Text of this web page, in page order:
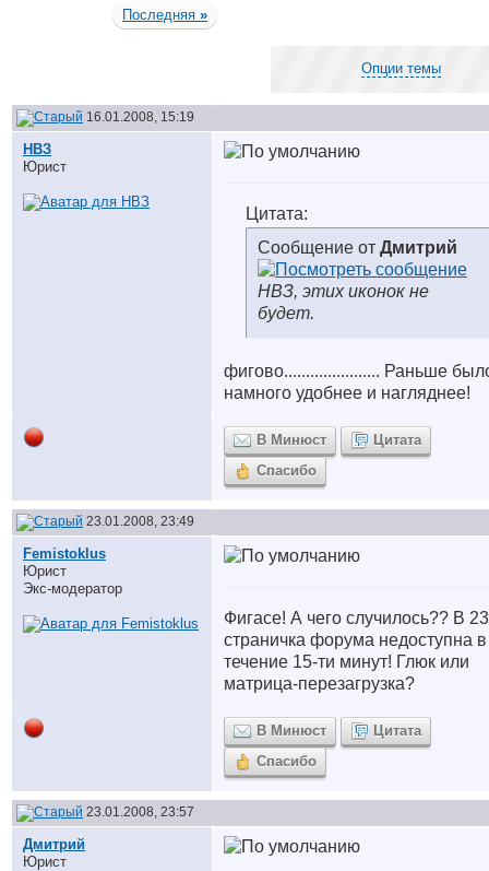
Последняя »
Опции темы
16.01.2008, 15:19
НВЗ
Юрист
Цитата:
Сообщение от Дмитрий
НВЗ, этих иконок не
будет.
фигово...................... Раньше
намного удобнее и нагляднее!
В Минюст
Цитата
Спасибо
23.01.2008, 23:49
Femistoklus
Юрист
Экс-модератор
Фигасе! А чего случилось?? В
страничка форума недоступна в
течение 15-ти минут! Глюк или
матрица-перезагрузка?
В Минюст
Цитата
Спасибо
23.01.2008, 23:57
Дмитрий
Юрист